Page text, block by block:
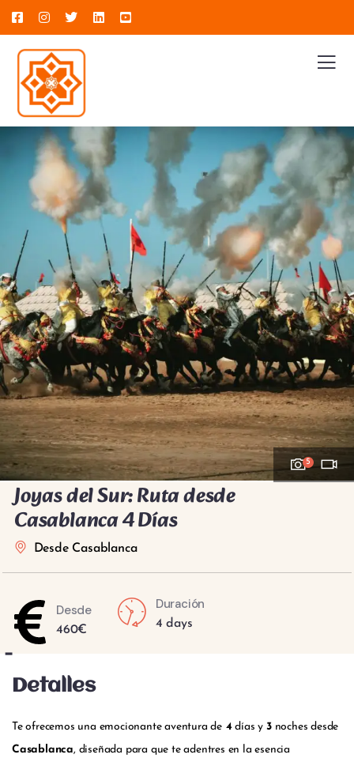
5
Joyas del Sur: Ruta desde
Casablanca 4 Días
Desde Casablanca
Desde
460€
Duración
4 days
-
Detalles
Te ofrecemos una emocionante aventura de 4días y3noches desde
Casablanca, diseñada para que te adentres en la esencia